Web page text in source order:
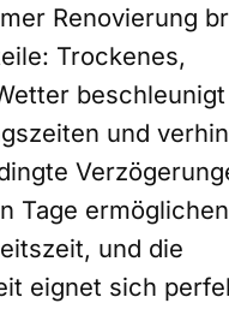
Renovierung
Trockenes,
beschleunigt
und
Tage ermöglichen
und die
eignet sich